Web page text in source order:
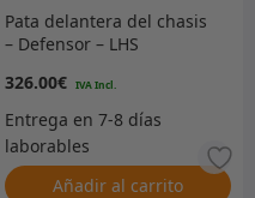
Pata delantera del chasis
– Defensor – LHS
326.00€
Añadir al carrito